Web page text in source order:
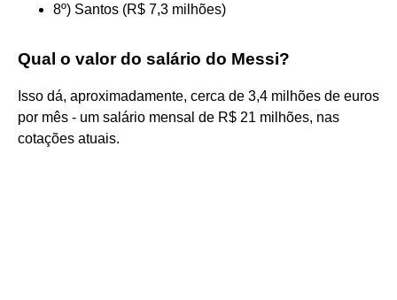
8º) Santos (R$ 7,3 milhões)
Qual o valor do salário do Messi?
Isso dá, aproximadamente, cerca de 3,4 milhões de euros
por mês - um salário mensal de R$ 21 milhões, nas
cotações atuais.